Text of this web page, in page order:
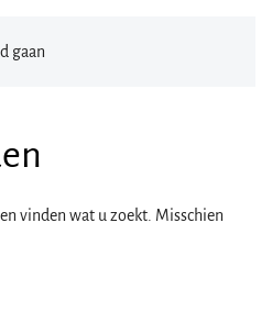
gaan
vinden wat u zoekt. Misschien